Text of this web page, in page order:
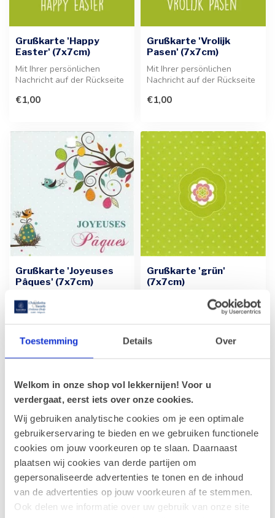
Toestemming Details Over
Welkom in onze shop vol lekkernijen! Voor u
verdergaat, eerst iets over onze cookies.
Wij gebruiken analytische cookies om je een optimale
gebruikerservaring te bieden en we gebruiken functionele
cookies om jouw voorkeuren op te slaan. Daarnaast
plaatsen wij cookies van derde partijen om
gepersonaliseerde advertenties te tonen en de inhoud
van de advertenties op jouw voorkeuren af te stemmen.
Ook delen we informatie over uw gebruik van onze site
Grußkarte 'Happy
Easter' (7x7cm)
Mit Ihrer persönlichen
Nachricht auf der Rückseite
I...
€1,00
Grußkarte 'Vrolijk
Pasen' (7x7cm)
Mit Ihrer persönlichen
Nachricht auf der Rückseite
Grußkarte v...
€1,00
Grußkarte 'Joyeuses
Pâques' (7x7cm)
Mit Ihrer persönlichen
Nachricht versehen, rundet
Grußkarte 'grün'
(7x7cm)
Mit Ihrer persönlichen
Nachricht auf der Rückseite
delivery' (7x7cm)
'Gänseblümchen'